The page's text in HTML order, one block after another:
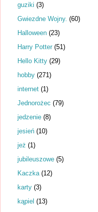
guziki (3)
Gwiezdne Wojny. (60)
Halloween (23)
Harry Potter (51)
Hello Kitty (29)
hobby (271)
internet (1)
Jednorożec (79)
jedzenie (8)
jesień (10)
jeż (1)
jubileuszowe (5)
Kaczka (12)
karty (3)
kąpiel (13)